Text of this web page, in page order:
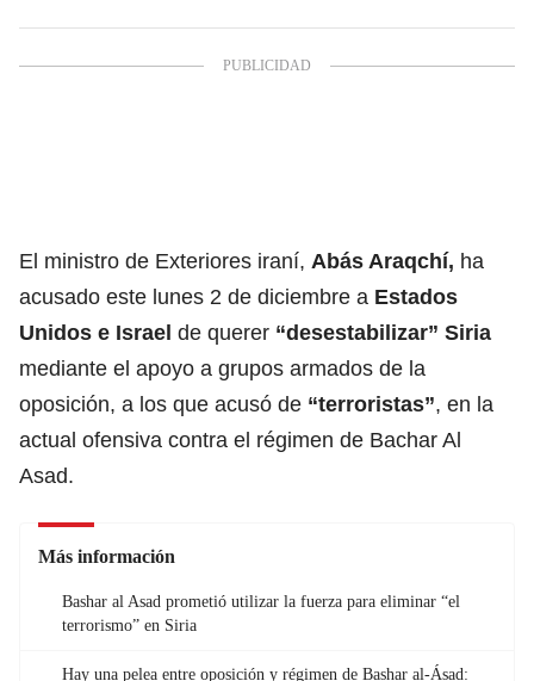
El ministro de Exteriores iraní, Abás Araqchí, ha
acusado este lunes 2 de diciembre a Estados
Unidos e Israel de querer “desestabilizar” Siria
mediante el apoyo a grupos armados de la
oposición, a los que acusó de “terroristas”, en la
actual ofensiva contra el régimen de Bachar Al
Asad.
Más información
Bashar al Asad prometió utilizar la fuerza para eliminar “el
terrorismo” en Siria
Hay una pelea entre oposición y régimen de Bashar al-Ásad: